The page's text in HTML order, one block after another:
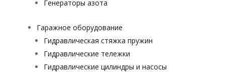
Генераторы азота
Гаражное оборудование
Гидравлическая стяжка пружин
Гидравлические тележки
Гидравлические цилиндры и насосы